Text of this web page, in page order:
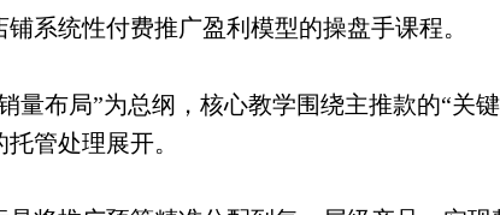
系统性付费推广盈利模型的操盘手课程。
量布局”为总纲，核心教学围绕主推款的“关
管处理展开。